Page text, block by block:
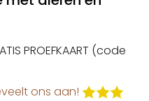
PROEFKAART (code
ons aan!